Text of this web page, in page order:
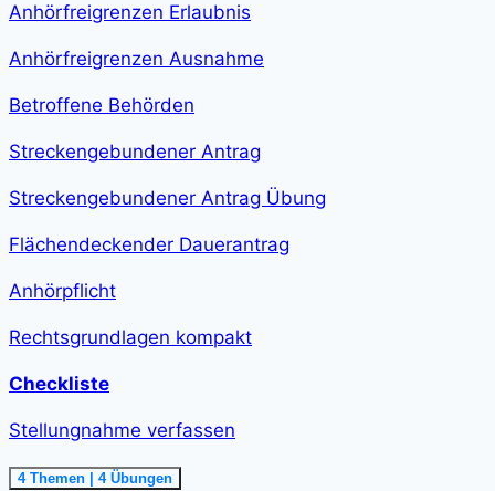
step-
h
11
</span>
Anhörfreigrenzen Erlaubnis
Anhörfreigrenzen Ausnahme
Betroffene Behörden
Streckengebundener Antrag
Streckengebundener Antrag Übung
Flächendeckender Dauerantrag
Anhörpflicht
Rechtsgrundlagen kompakt
Checkliste
Stellungnahme verfassen
Ausklappen
Stellungnahme
4 Themen 4 Übungen